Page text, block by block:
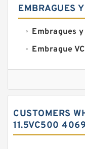
EMBRAGUES
Embragues
Embrague
Embragues
CUSTOMERS
11.5VC500